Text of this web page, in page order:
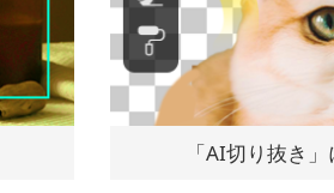
「AI切り抜き